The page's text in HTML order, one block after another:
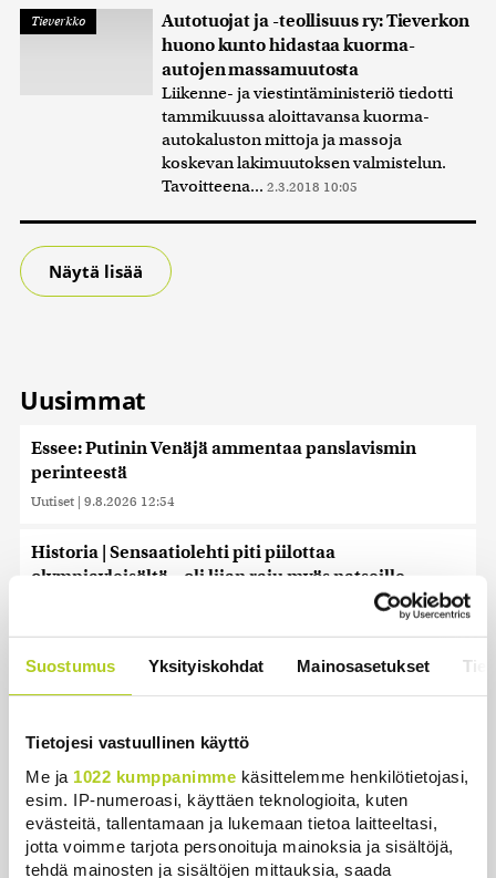
Suostumus Yksityiskohdat Mainosasetukset
Tietojesi vastuullinen käyttö
Me ja 1022 kumppanimme käsittelemme henkilötietojasi,
esim. IP-numeroasi, käyttäen teknologioita, kuten
evästeitä, tallentamaan ja lukemaan tietoa laitteeltasi,
jotta voimme tarjota personoituja mainoksia ja sisältöjä,
tehdä mainosten ja sisältöjen mittauksia, saada
Tieverkko
Autotuojat ja -teollisuus ry: Tieverkon
huono kunto hidastaa kuorma-
autojen massamuutosta
Liikenne- ja viestintäministeriö tiedotti
tammikuussa aloittavansa kuorma-
autokaluston mittoja ja massoja
koskevan lakimuutoksen valmistelun.
Tavoitteena... 2.3.2018 10:05
Näytä lisää
Uusimmat
Essee: Putinin Venäjä ammentaa panslavismin
perinteestä
Uutiset | 9.8.2026 12:54
Historia | Sensaatiolehti piti piilottaa
olympiayleisöltä – oli liian raju myös natseille
Helle kurittaa Pohjois-Koreaa – valtionmedia
Uutiset 8.8.2026 22:06
WSJ: Saksassa löytynyt drooni oli todennäköisesti
venäläinen
Uutiset 8.8.2026 16:19